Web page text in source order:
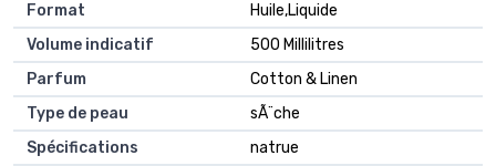
Format
‎Huile,Liquide
Volume indicatif
‎500 Millilitres
Parfum
‎Cotton & Linen
Type de peau
‎sÃ¨che
Spécifications
‎natrue